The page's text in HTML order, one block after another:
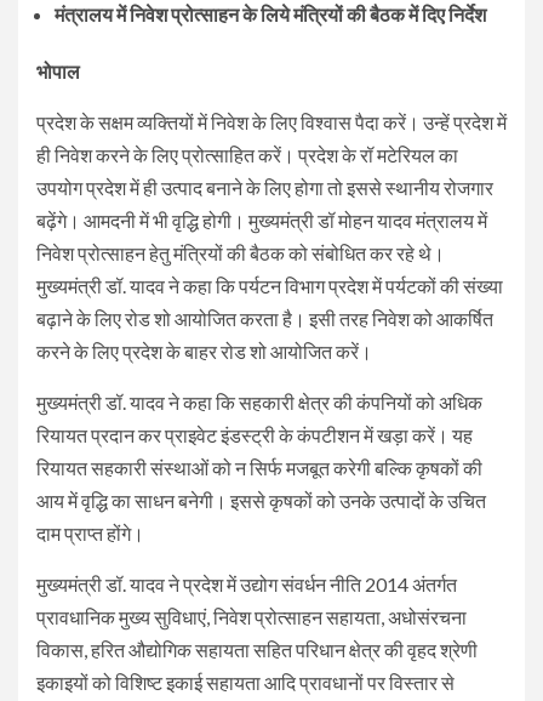
मंत्रालय में निवेश प्रोत्साहन के लिये मंत्रियों की बैठक में दिए निर्देश
भोपाल
प्रदेश के सक्षम व्यक्तियों में निवेश के लिए विश्वास पैदा करें। उन्हें प्रदेश में
ही निवेश करने के लिए प्रोत्साहित करें। प्रदेश के रॉ मटेरियल का
उपयोग प्रदेश में ही उत्पाद बनाने के लिए होगा तो इससे स्थानीय रोजगार
बढ़ेंगे। आमदनी में भी वृद्धि होगी। मुख्यमंत्री डॉ मोहन यादव मंत्रालय में
निवेश प्रोत्साहन हेतु मंत्रियों की बैठक को संबोधित कर रहे थे।
मुख्यमंत्री डॉ. यादव ने कहा कि पर्यटन विभाग प्रदेश में पर्यटकों की संख्या
बढ़ाने के लिए रोड शो आयोजित करता है। इसी तरह निवेश को आकर्षित
करने के लिए प्रदेश के बाहर रोड शो आयोजित करें।
मुख्यमंत्री डॉ. यादव ने कहा कि सहकारी क्षेत्र की कंपनियों को अधिक
रियायत प्रदान कर प्राइवेट इंडस्ट्री के कंपटीशन में खड़ा करें। यह
रियायत सहकारी संस्थाओं को न सिर्फ मजबूत करेगी बल्कि कृषकों की
आय में वृद्धि का साधन बनेगी। इससे कृषकों को उनके उत्पादों के उचित
दाम प्राप्त होंगे।
मुख्यमंत्री डॉ. यादव ने प्रदेश में उद्योग संवर्धन नीति 2014 अंतर्गत
प्रावधानिक मुख्य सुविधाएं, निवेश प्रोत्साहन सहायता, अधोसंरचना
विकास, हरित औद्योगिक सहायता सहित परिधान क्षेत्र की वृहद श्रेणी
इकाइयों को विशिष्ट इकाई सहायता आदि प्रावधानों पर विस्तार से